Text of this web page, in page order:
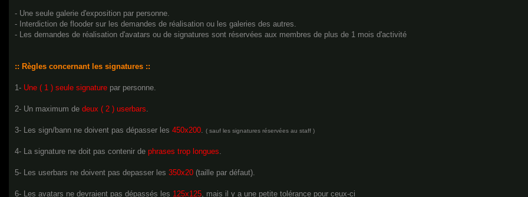
- Une seule galerie d'exposition par personne.
- Interdiction de flooder sur les demandes de réalisation ou les galeries des autres.
- Les demandes de réalisation d'avatars ou de signatures sont réservées aux membres de plus de 1 mois d'activité
:: Règles concernant les signatures ::
1- Une ( 1 ) seule signature par personne.
2- Un maximum de deux ( 2 ) userbars
3- Les sign/bann ne doivent pas dépasser les 450x200 ( sauf les signatures réservées au staff )
4- La signature ne doit pas contenir de phrases trop longues
5- Les userbars ne doivent pas depasser les 350x20 (taille par défaut).
6- Les avatars ne devraient pas dépassés les 125x125 , mais il y a une petite tolérance pour ceux-ci